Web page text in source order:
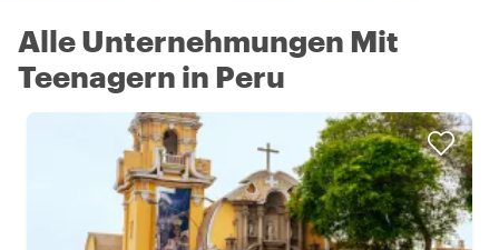
Alle Unternehmungen Mit
Teenagern in Peru